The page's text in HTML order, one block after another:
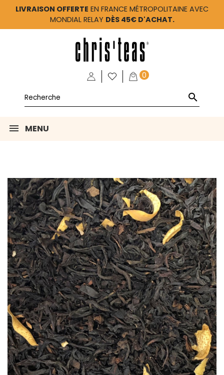
LIVRAISON OFFERTE EN FRANCE MÉTROPOLITAINE AVEC
MONDIAL RELAY DÈS 45€ D'ACHAT.
0

MENU